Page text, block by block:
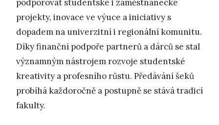
podporovat studentské i zaměstnanecké
projekty, inovace ve výuce a iniciativy s
dopadem na univerzitní i regionální komunitu.
Díky finanční podpoře partnerů a dárců se stal
významným nástrojem rozvoje studentské
kreativity a profesního růstu. Předávání šeků
probíhá každoročně a postupně se stává tradicí
fakulty.